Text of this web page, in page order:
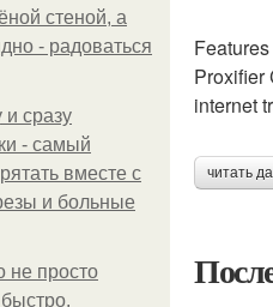
стеной, а
- радоваться
и сразу
- самый
вместе с
и больные
не просто
Proxifier
internet
читать